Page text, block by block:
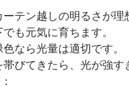
テン越しの明るさが理
も元気に育ちます。
なら光量は適切です。
びてきたら、光が強す
：